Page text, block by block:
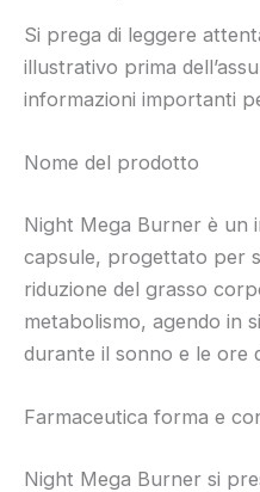
Si prega di leggere
illustrativo prima
informazioni importanti
Nome del prodotto
Night Mega Burner è un
capsule, progettato per
riduzione del grasso
metabolismo, agendo in
durante il sonno e le ore
Farmaceutica forma e
Night Mega Burner si